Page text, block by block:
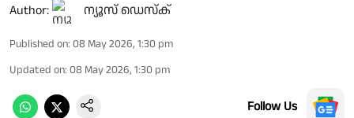
Author: ന്യൂസ് ഡെസ്ക്
Published on: 08 May 2026, 1:30 pm
Updated on: 08 May 2026, 1:30 pm
Follow Us